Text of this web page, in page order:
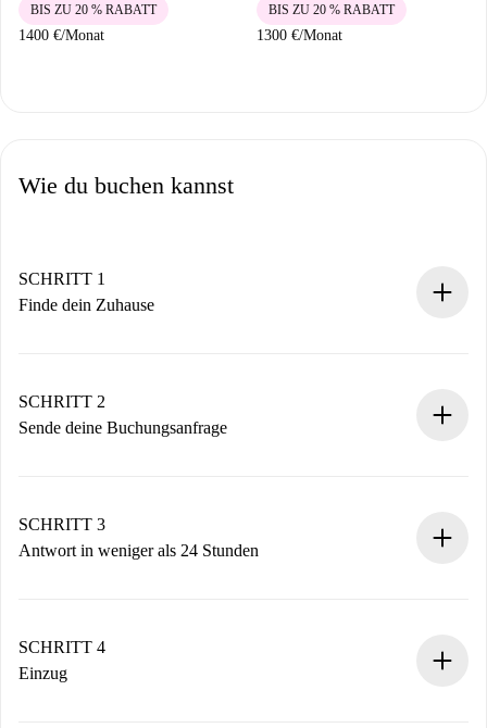
1400 €/Monat
BIS ZU 20 % RABATT
1300 €/Monat
BIS ZU 20 % RABATT
Wie du buchen kannst
SCHRITT 1
Finde dein Zuhause
Du erhältst alle notwendigen Informationen im Voraus.
SCHRITT 2
Sende deine Buchungsanfrage
Denk daran, dass wir dich erst belasten, wenn der
Vermieter zustimmt.
SCHRITT 3
Antwort in weniger als 24 Stunden
stellen den Kontakt her.
Wenn der Vermieter ablehnen muss, entstehen keine
SCHRITT 4
Einzug